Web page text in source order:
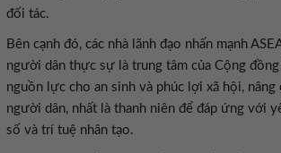
đối tác.
Bên cạnh đó, các nhà lãnh đạo nhấn mạnh
người dân thực sự là trung tâm của Cộng
nguồn lực cho an sinh và phúc lợi xã hội, nâng
người dân, nhất là thanh niên để đáp ứng với
số và trí tuệ nhân tạo.